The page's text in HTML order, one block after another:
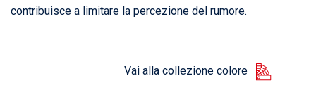
contribuisce a limitare la percezione del rumore.
Vai alla collezione colore